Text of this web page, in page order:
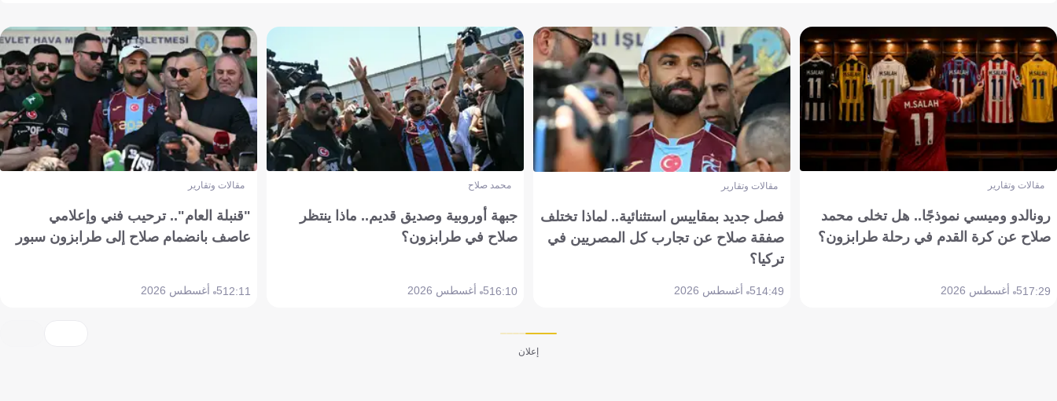
مقالات وتقارير
رونالدو وميسي نموذجًا.. هل تخلى محمد
صلاح عن كرة القدم في رحلة طرابزون؟
17:295 أغسطس 2026
مقالات وتقارير
فصل جديد بمقاييس استثنائية.. لماذا تختلف
صفقة صلاح عن تجارب كل المصريين في
تركيا؟
14:495 أغسطس 2026
محمد صلاح
جبهة أوروبية وصديق قديم.. ماذا ينتظر
صلاح في طرابزون؟
16:105 أغسطس 2026
مقالات وتقارير
"قنبلة العام".. ترحيب فني وإعلامي
عاصف بانضمام صلاح إلى طرابزون سبور
12:115 أغسطس 2026
إعلان